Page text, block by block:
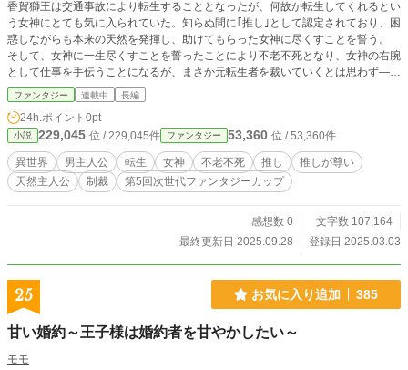
香賀獅王は交通事故により転生することとなったが、何故か転生してくれるとい
う女神にとても気に入られていた。知らぬ間に｢推し｣として認定されており、困
惑しながらも本来の天然を発揮し、助けてもらった女神に尽くすことを誓う。
そして、女神に一生尽くすことを誓ったことにより不老不死となり、女神の右腕
として仕事を手伝うことになるが、まさか元転生者を裁いていくとは思わず―
―。 天然で不老不死で推し認定されている青年、女神のために頑張って参りま
す！
ファンタジー 連載中 長編
24h.ポイント 0pt
小説 229,045 位 / 229,045件 ファンタジー 53,360 位 / 53,360件
異世界 男主人公 転生 女神 不老不死 推し
推しが尊い
天然主人公
制裁 第5回次世代ファンタジーカップ
感想数 0
文字数 107,164
最終更新日 2025.09.28
登録日 2025.03.03
25 お気に入り追加 385
甘い婚約～王子様は婚約者を甘やかしたい～
モモ